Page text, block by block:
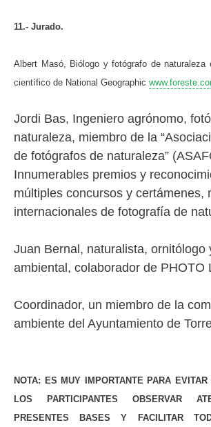
11.- Jurado.
Albert Masó, Biólogo y fotógrafo de naturaleza
científico de National Geographic
Jordi Bas, Ingeniero agrónomo,
naturaleza, miembro de la
de fotógrafos de naturaleza”
Innumerables premios y
múltiples concursos y certámenes,
internacionales de fotografía de
Juan Bernal, naturalista, ornitólogo
ambiental, colaborador de PHOTO
Coordinador, un miembro de la
ambiente del Ayuntamiento de
NOTA: ES MUY IMPORTANTE PARA
LOS PARTICIPANTES OBSERVAR
PRESENTES BASES Y FACILITAR